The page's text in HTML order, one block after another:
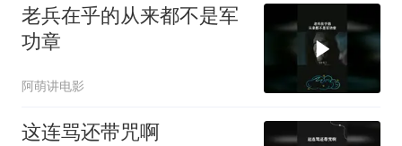
老兵在乎的从来都不是军
功章
阿萌讲电影
这连骂还带咒啊